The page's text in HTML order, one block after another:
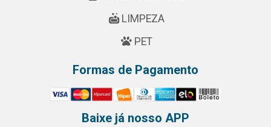
LIMPEZA
PET
Formas de Pagamento
Baixe já nosso APP